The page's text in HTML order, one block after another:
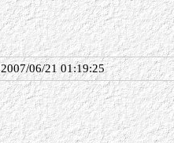
2007/06/21 01:19:25